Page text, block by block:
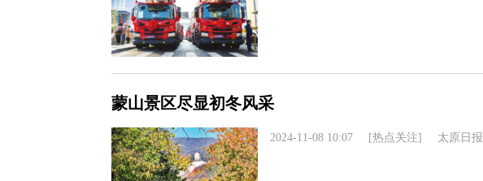
蒙山景区尽显初冬风采
2024-11-08 10:07 [热点关注] 太原日报